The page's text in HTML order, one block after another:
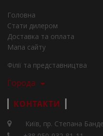
Головна
Стати дилером
Доставка та оплата
Мапа сайту
Філії та представництва
Города
КОНТАКТИ
Київ, пр. Степана